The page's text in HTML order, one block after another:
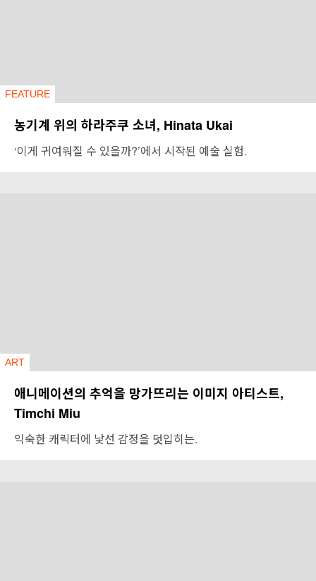
FEATURE
농기계 위의 하라주쿠 소녀, Hinata Ukai
‘이게 귀여워질 수 있을까?’에서 시작된 예술 실험.
ART
애니메이션의 추억을 망가뜨리는 이미지 아티스트,
Timchi Miu
익숙한 캐릭터에 낯선 감정을 덧입히는.